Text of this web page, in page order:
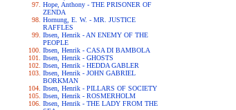
Hope, Anthony - THE PRISONER OF
ZENDA
Hornung, E. W. - MR. JUSTICE
RAFFLES
Ibsen, Henrik - AN ENEMY OF THE
PEOPLE
Ibsen, Henrik - CASA DI BAMBOLA
Ibsen, Henrik - GHOSTS
Ibsen, Henrik - HEDDA GABLER
Ibsen, Henrik - JOHN GABRIEL
BORKMAN
Ibsen, Henrik - PILLARS OF SOCIETY
Ibsen, Henrik - ROSMERHOLM
Ibsen, Henrik - THE LADY FROM THE